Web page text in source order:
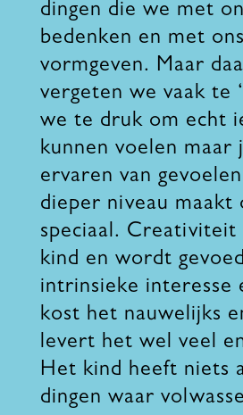
dingen die we met
bedenken en met
vormgeven. Maar
vergeten we vaak te
we te druk om echt
kunnen voelen maar
ervaren van
dieper niveau maakt
speciaal. Creativiteit
kind en wordt
intrinsieke interesse
kost het nauwelijks
levert het wel veel
Het kind heeft niets
dingen waar